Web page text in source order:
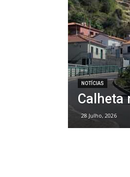
NOTÍCIAS
Calheta
28 Julho, 2026